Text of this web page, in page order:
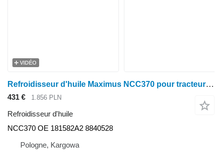
VIDÉO
Refroidisseur d'huile Maximus NCC370 pour tracteur à roues Case IH MAGNUM 7210 , 7220 , 7230 , 7240 , 7250 , 8910 , 8920 , 8930 , 8940 , 8950
431 € 1.856 PLN
Refroidisseur d'huile
NCC370 OE 181582A2 8840528
Pologne, Kargowa